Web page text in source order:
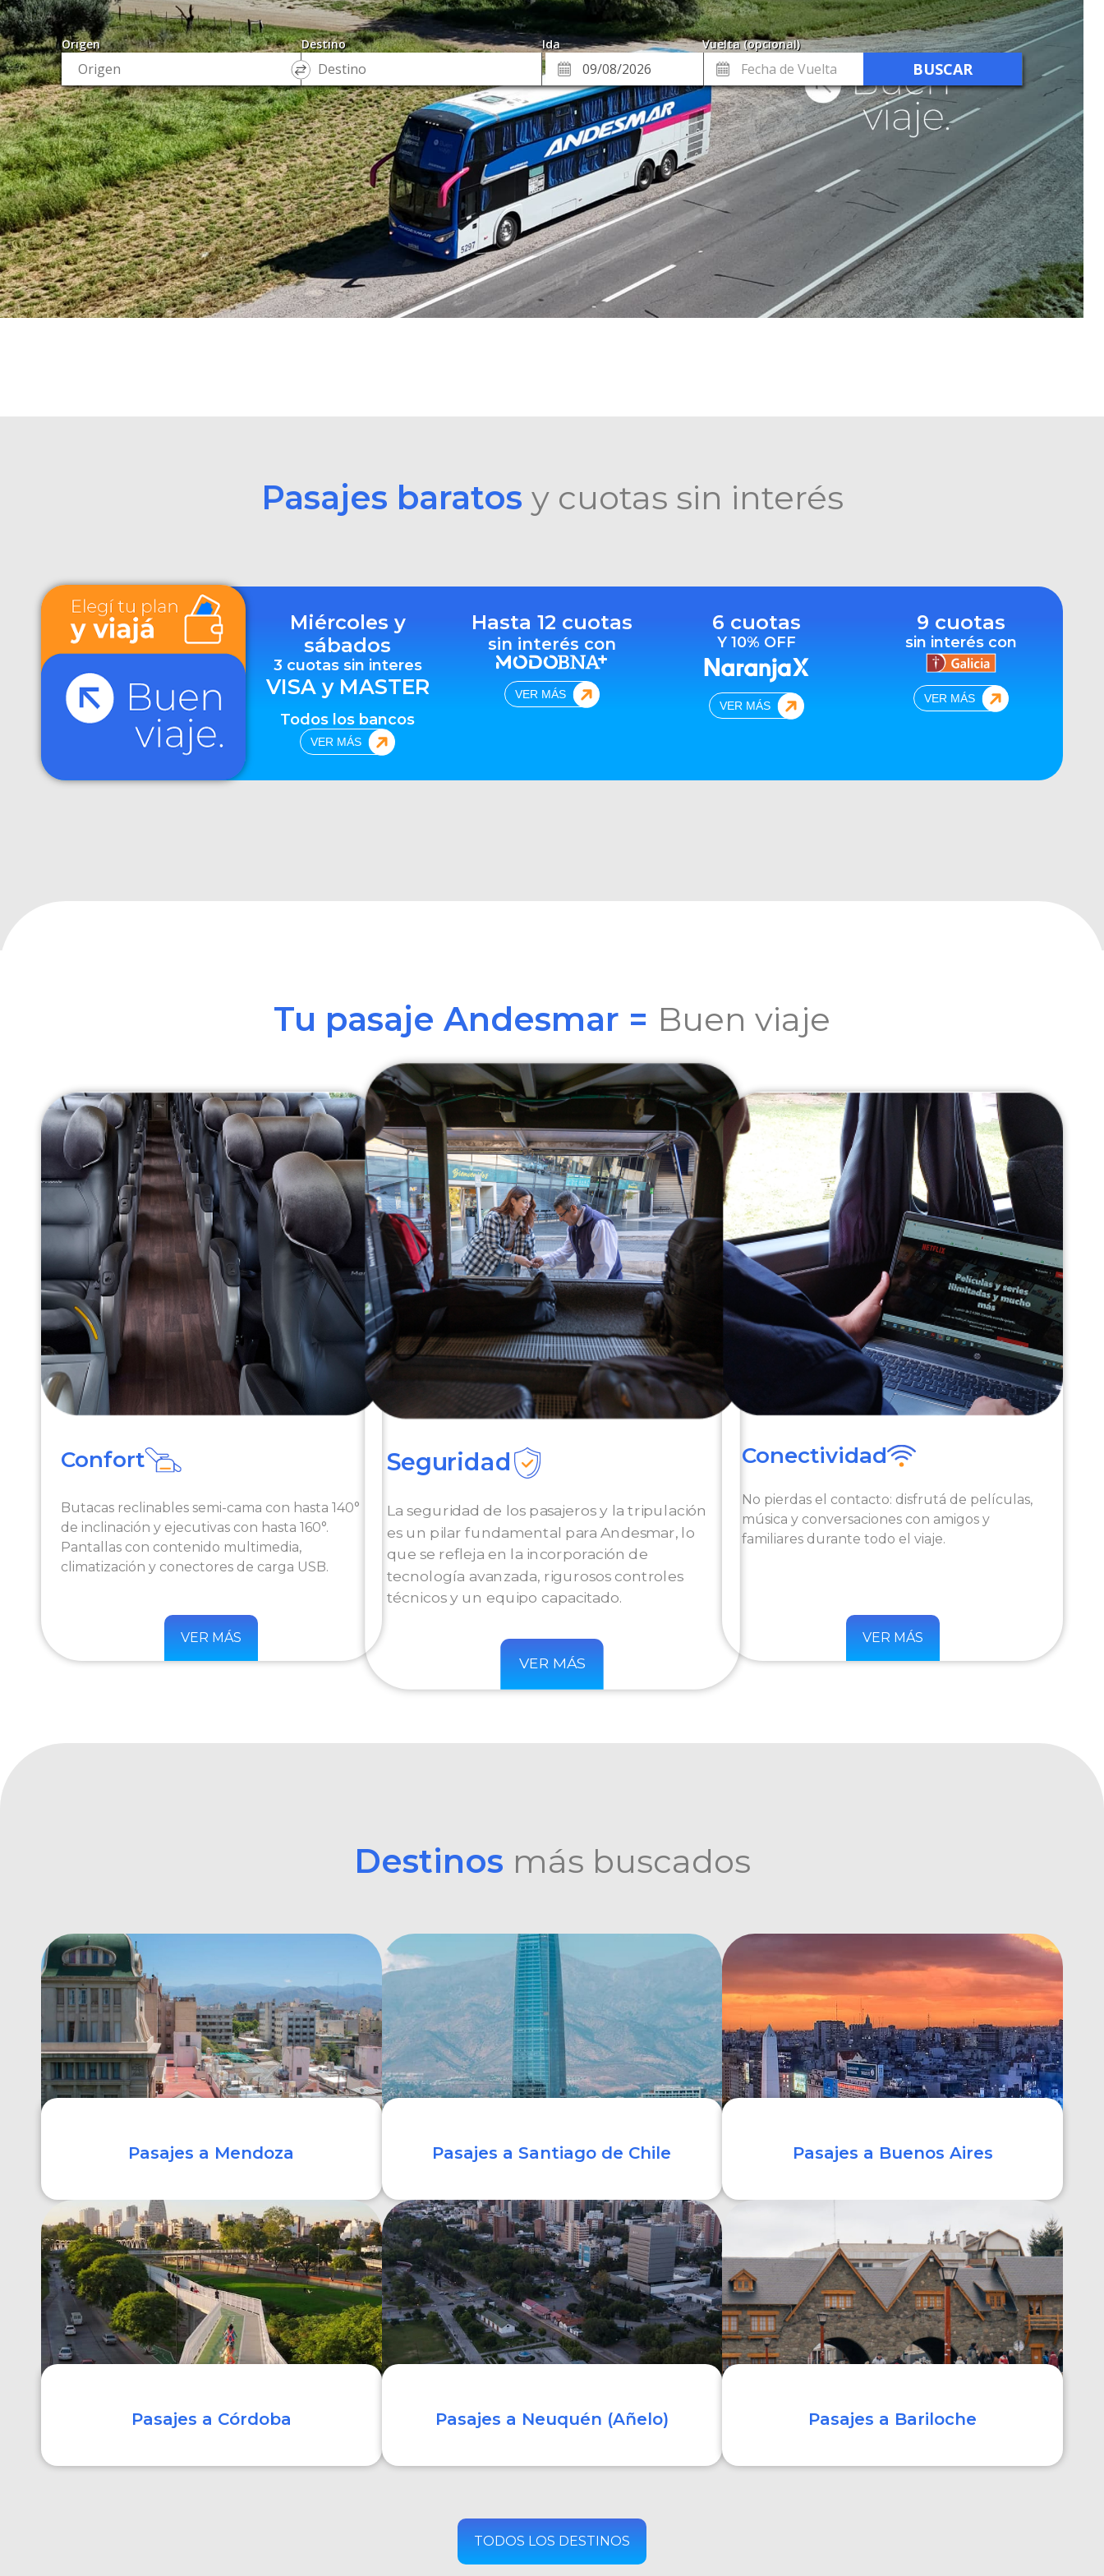
Pasajes baratos y cuotas sin interés
Miércoles y
sábados
3 cuotas sin interes
VISA y MASTER
Todos los bancos
VER MÁS
Hasta 12 cuotas
sin interés con
VER MÁS
6 cuotas
Y 10% OFF
VER MÁS
9 cuotas
sin interés con
VER MÁS
Tu pasaje Andesmar = Buen viaje
Confort
Butacas reclinables semi-cama con hasta 140°
de inclinación y ejecutivas con hasta 160°.
Pantallas con contenido multimedia,
climatización y conectores de carga USB.
VER MÁS
Seguridad
La seguridad de los pasajeros y la tripulación
es un pilar fundamental para Andesmar, lo
que se refleja en la incorporación de
tecnología avanzada, rigurosos controles
técnicos y un equipo capacitado.
VER MÁS
Conectividad
No pierdas el contacto: disfrutá de películas,
música y conversaciones con amigos y
familiares durante todo el viaje.
VER MÁS
Destinos más buscados
Pasajes a Mendoza
COMPRAR
Pasajes a Santiago de Chile
COMPRAR
Pasajes a Buenos Aires
Pasajes a Córdoba Pasajes a Neuquén (Añelo) Pasajes a Bariloche
TODOS LOS DESTINOS